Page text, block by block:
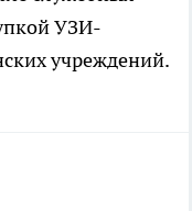
УЗИ-
учреждений.